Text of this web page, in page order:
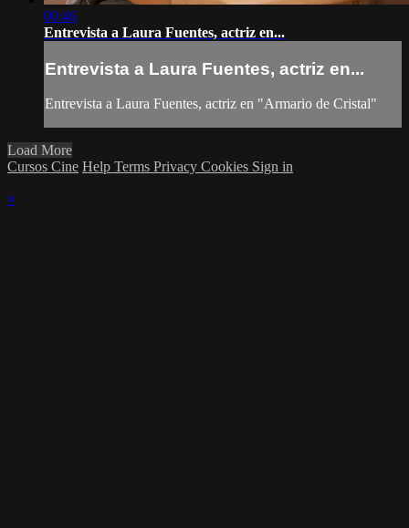
00:46
Entrevista a Laura Fuentes, actriz en...
Entrevista a Laura Fuentes, actriz en...
Entrevista a Laura Fuentes, actriz en "Armario de Cristal"
Load More
Cursos Cine Help Terms Privacy Cookies Sign in
×